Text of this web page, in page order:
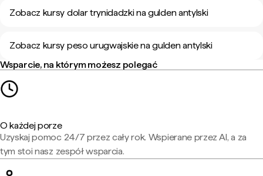
Zobacz kursy dolar trynidadzki na gulden antylski
Zobacz kursy peso urugwajskie na gulden antylski
Wsparcie, na którym możesz polegać
O każdej porze
Uzyskaj pomoc 24/7 przez cały rok. Wspierane przez AI, a za
tym stoi nasz zespół wsparcia.